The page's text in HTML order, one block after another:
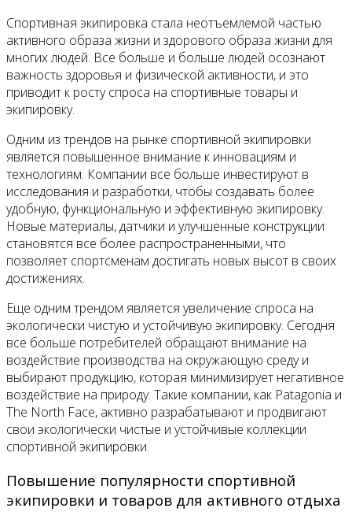
Спортивная экипировка стала неотъемлемой частью
активного образа жизни и здорового образа жизни для
многих людей. Все больше и больше людей осознают
важность здоровья и физической активности, и это
приводит к росту спроса на спортивные товары и
экипировку.
Одним из трендов на рынке спортивной экипировки
является повышенное внимание к инновациям и
технологиям. Компании все больше инвестируют в
исследования и разработки, чтобы создавать более
удобную, функциональную и эффективную экипировку.
Новые материалы, датчики и улучшенные конструкции
становятся все более распространенными, что
позволяет спортсменам достигать новых высот в своих
достижениях.
Еще одним трендом является увеличение спроса на
экологически чистую и устойчивую экипировку. Сегодня
все больше потребителей обращают внимание на
воздействие производства на окружающую среду и
выбирают продукцию, которая минимизирует негативное
воздействие на природу. Такие компании, как Patagonia и
The North Face, активно разрабатывают и продвигают
свои экологически чистые и устойчивые коллекции
спортивной экипировки.
Повышение популярности спортивной
экипировки и товаров для активного отдыха